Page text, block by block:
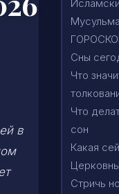
в
Сны
Что
Что
сон
Какая
Стричь